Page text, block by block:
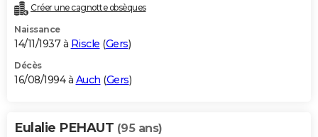
Créer une cagnotte obsèques
Naissance
14/11/1937 à Riscle (Gers)
Décès
16/08/1994 à Auch (Gers)
Eulalie PEHAUT (95 ans)